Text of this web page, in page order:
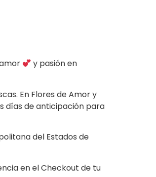
y pasión en
En Flores de Amor y
días de anticipación para
del Estados de
en el Checkout de tu